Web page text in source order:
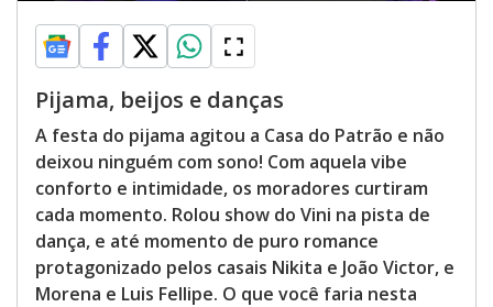
Pijama, beijos e danças
A festa do pijama agitou a Casa do Patrão e não
deixou ninguém com sono! Com aquela vibe
conforto e intimidade, os moradores curtiram
cada momento. Rolou show do Vini na pista de
dança, e até momento de puro romance
protagonizado pelos casais Nikita e João Victor, e
Morena e Luis Fellipe. O que você faria nesta